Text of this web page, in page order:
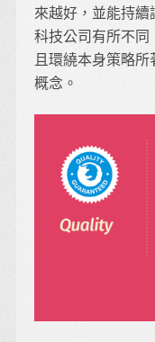
來越好，並能持
科技公司有所不同
且環繞本身策略
概念。